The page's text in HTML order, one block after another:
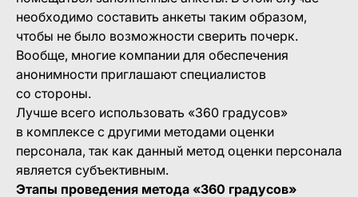
необходимо составить анкеты таким образом,
чтобы не было возможности сверить почерк.
Вообще, многие компании для обеспечения
анонимности приглашают специалистов
со стороны.
Лучше всего использовать «360 градусов»
в комплексе с другими методами оценки
персонала, так как данный метод оценки персонала
является субъективным.
Этапы проведения метода «360 градусов»